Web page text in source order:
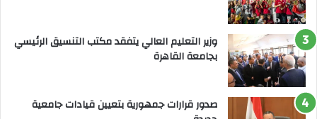
وزير التعليم العالي يتفقد مكتب التنسيق الرئيسي
بجامعة القاهرة
صدور قرارات جمهورية بتعيين قيادات جامعية